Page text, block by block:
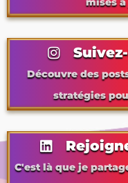
Découvre des
stratégies
C'est là que je